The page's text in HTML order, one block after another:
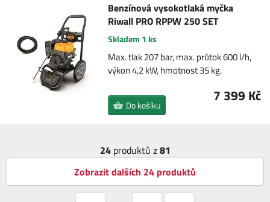
Benzínová vysokotlaká myčka
Riwall PRO RPPW 250 SET
Skladem 1 ks
Max. tlak 207 bar, max. průtok 600 l/h,
výkon 4,2 kW, hmotnost 35 kg.
7 399 Kč
Do košíku
24produktů z81
Zobrazit dalších 24 produktů